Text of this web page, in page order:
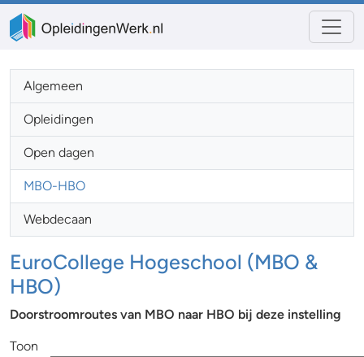
Algemeen
Opleidingen
Open dagen
MBO-HBO
Webdecaan
EuroCollege Hogeschool (MBO &
HBO)
Doorstroomroutes van MBO naar HBO bij deze instelling
Toon